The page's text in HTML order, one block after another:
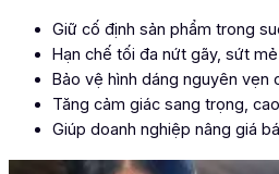
Giữ cố định sản phẩm trong
Hạn chế tối đa nứt gãy, sứt
Bảo vệ hình dáng nguyên vẹn
Tăng cảm giác sang trọng,
Giúp doanh nghiệp nâng giá